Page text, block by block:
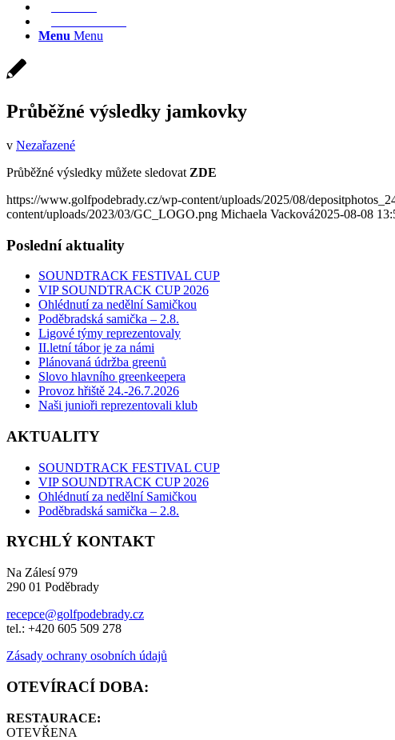
Menu Menu
Průběžné výsledky jamkovky
v Nezařazené
Průběžné výsledky můžete sledovat ZDE
https://www.golfpodebrady.cz/wp-content/uploads/2025/08/
content/uploads/2023/03/GC_LOGO.png Michaela Vacková2025-08-08
Poslední aktuality
SOUNDTRACK FESTIVAL CUP
VIP SOUNDTRACK CUP 2026
Ohlédnutí za nedělní Samičkou
Poděbradská samička – 2.8.
Ligové týmy reprezentovaly
II.letní tábor je za námi
Plánovaná údržba greenů
Slovo hlavního greenkeepera
Provoz hřiště 24.-26.7.2026
Naši junioři reprezentovali klub
AKTUALITY
SOUNDTRACK FESTIVAL CUP
VIP SOUNDTRACK CUP 2026
Ohlédnutí za nedělní Samičkou
Poděbradská samička – 2.8.
RYCHLÝ KONTAKT
Na Zálesí 979
290 01 Poděbrady
recepce@golfpodebrady.cz
tel.: +420 605 509 278
Zásady ochrany osobních údajů
OTEVÍRACÍ DOBA:
RESTAURACE:
OTEVŘENA